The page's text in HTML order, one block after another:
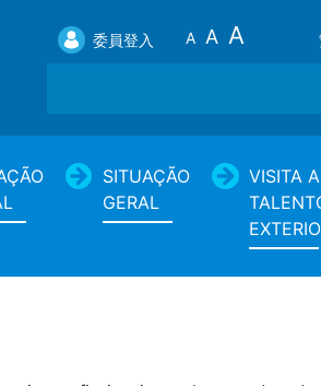
委員登入 A A A
SITUAÇÃO
GERAL
VISITA